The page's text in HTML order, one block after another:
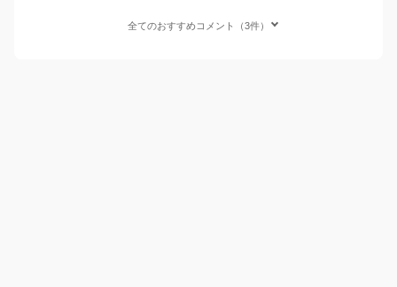
全てのおすすめコメント（3件）